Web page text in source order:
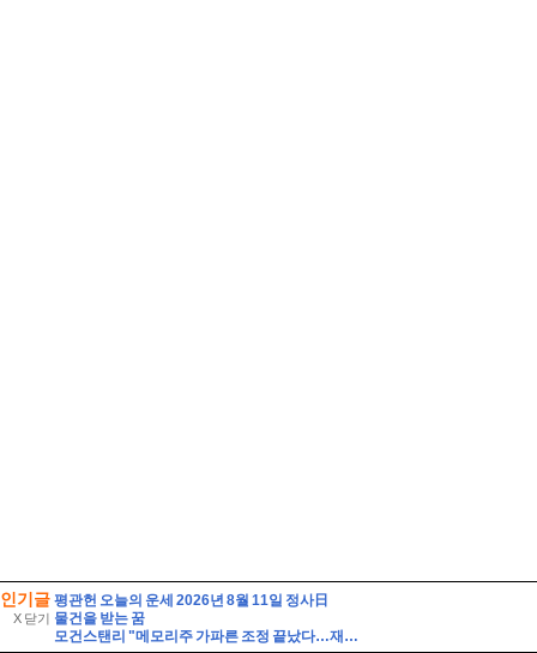
인기글
X 닫기
평관헌 오늘의 운세 2026년 8월 11일 정사日
물건을 받는 꿈
모건스탠리 "메모리주 가파른 조정 끝났다…재진입 매력적"